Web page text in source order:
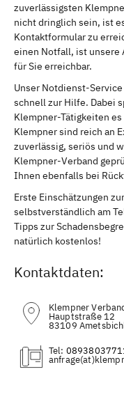
zuverlässigsten
nicht dringlich sein, ist
Kontaktformular zu
einen Notfall, ist unsere
für Sie erreichbar.
Unser Notdienst-
schnell zur Hilfe. Dabei
Klempner-Tätigkeiten
Klempner sind reich an
zuverlässig, seriös und
Klempner-Verband
Ihnen ebenfalls bei
Erste Einschätzungen
selbstverständlich am
Tipps zur
natürlich kostenlos!
Kontaktdaten:
Klempner
Hauptstraße 12
83109
Tel:
(at)